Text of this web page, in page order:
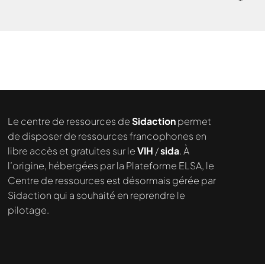
Le centre de ressources deSidactionpermet
de disposer de ressources francophones en
libre accès et gratuites sur leVIH /sida. À
l’origine, hébergées par la Plateforme ELSA, le
Centre de ressources est désormais gérée par
Sidaction qui a souhaité en reprendre le
pilotage.